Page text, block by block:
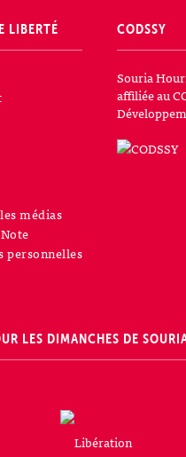
LIBERTÉ
médias
personnelles
CODSSY
Souria
affiliée au
LES DIMANCHES DE